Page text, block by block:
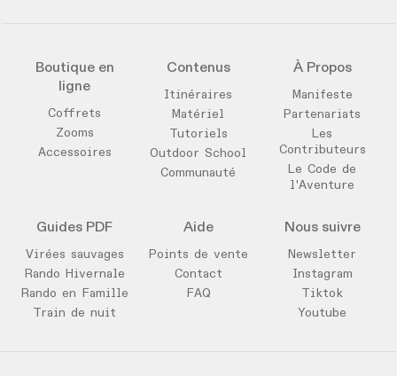
Boutique en
ligne
Coffrets
Zooms
Accessoires
Contenus
Itinéraires
Matériel
Tutoriels
Outdoor School
Communauté
À Propos
Manifeste
Partenariats
Les
Contributeurs
Le Code de
l'Aventure
Guides PDF
Virées sauvages
Rando Hivernale
Rando en Famille
Train de nuit
Aide
Points de vente
Contact
FAQ
Nous suivre
Newsletter
Instagram
Tiktok
Youtube